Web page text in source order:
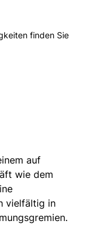
finden Sie
auf
wie dem
vielfältig in